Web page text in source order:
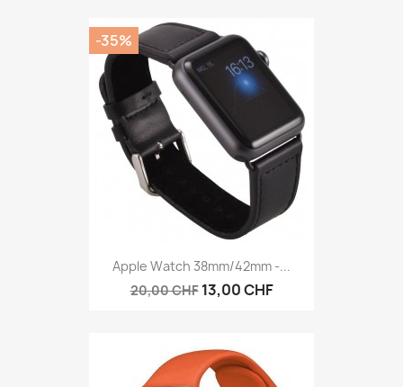
Apple Watch 38mm/42mm -...
20,00 CHF 13,00 CHF
-35%